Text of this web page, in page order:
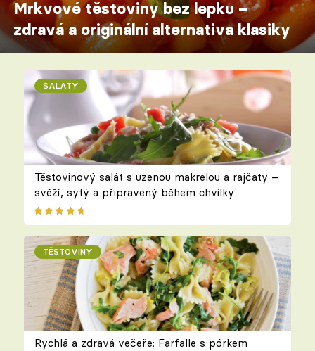
Mrkvové těstoviny bez lepku –
zdravá a originální alternativa klasiky
SALÁTY
Těstovinový salát s uzenou makrelou a rajčaty –
svěží, sytý a připravený během chvilky
TĚSTOVINY
Rychlá a zdravá večeře: Farfalle s pórkem